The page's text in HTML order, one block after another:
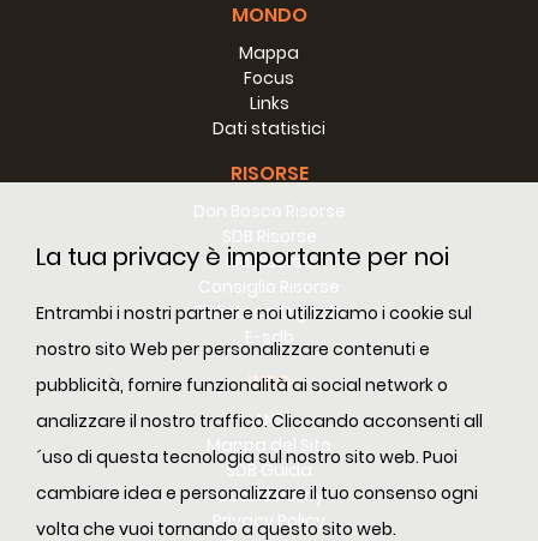
La tua privacy è importante per noi
Entrambi i nostri partner e noi utilizziamo i cookie sul
nostro sito Web per personalizzare contenuti e
pubblicità, fornire funzionalità ai social network o
analizzare il nostro traffico. Cliccando acconsenti all
´uso di questa tecnologia sul nostro sito web. Puoi
cambiare idea e personalizzare il tuo consenso ogni
volta che vuoi tornando a questo sito web.
MONDO
Mappa
Focus
Links
Dati statistici
RISORSE
RM Risorse
Biblioteca Digitale
E-sdb
INFO
ANS
Mappa del Sito
SDB Guida
Cookie Policy
Privacy Policy